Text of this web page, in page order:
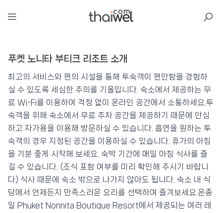
푸켓 노니타 부티크 리조트
📍 푸켓★★★ ⭐ 8.6
💰 최저가 확인 · 예약하기
푸켓 노니타 부티크 리조트 소개
최고의 서비스와 편의 시설을 통해 투숙객이 편안함을 경험하
실 수 있도록 세심한 주의를 기울입니다. 숙소에서 제공하는 무
료 Wi-Fi를 이용하여 걱정 없이 온라인 공간에서 소통하세요.투
숙객을 위해 숙소에서 무료 주차 공간을 제공하기 때문에 안심
하고 자가용을 이용해 방문하실 수 있습니다. 흡연을 원하는 투
숙객의 경우 지정된 공간을 이용하실 수 있습니다. 휴가의 아침
을 기분 좋게 시작해 보세요. 숙박 기간에 매일 아침 식사를 즐
길 수 있습니다. (조식 포함 여부를 미리 확인해 주시기 바랍니
다) 식사 때문에 숙소 밖으로 나가지 않아도 됩니다. 숙소 내 식
당에서 언제든지 만족스러운 요리를 선택하여 즐겨보세요.온종
일 Phuket Nonnita Boutique Resort에서 제공되는 여러 레